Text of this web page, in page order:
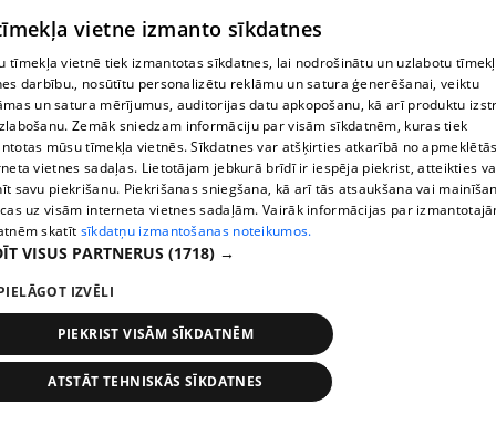
pirms 2 nedēļām, 6 dienām
Kaspars Kambala liek atkal un atkal teikt Olgai,
cik ļoti viņu mīl
70. epizode
vietne izmanto sīkdatnes
tīmekļa vietnē tiek izmantotas sīkdatnes, lai nodrošinātu un uzlabotu
darbību., nosūtītu personalizētu reklāmu un satura ģenerēšanai, veiktu
un satura mērījumus, auditorijas datu apkopošanu, kā arī produktu
Zemāk sniedzam informāciju par visām sīkdatnēm, kuras tiek
mūsu tīmekļa vietnēs. Sīkdatnes var atšķirties atkarībā no
vietnes sadaļas. Lietotājam jebkurā brīdī ir iespēja piekrist, atteikties
savu piekrišanu. Piekrišanas sniegšana, kā arī tās atsaukšana vai
uz visām interneta vietnes sadaļām. Vairāk informācijas par
skatīt sīkdatņu izmantošanas noteikumos.
VISUS PARTNERUS (1718) →
IZVĒLI
PIEKRIST VISĀM SĪKDATNĒM
ATSTĀT TEHNISKĀS SĪKDATNES